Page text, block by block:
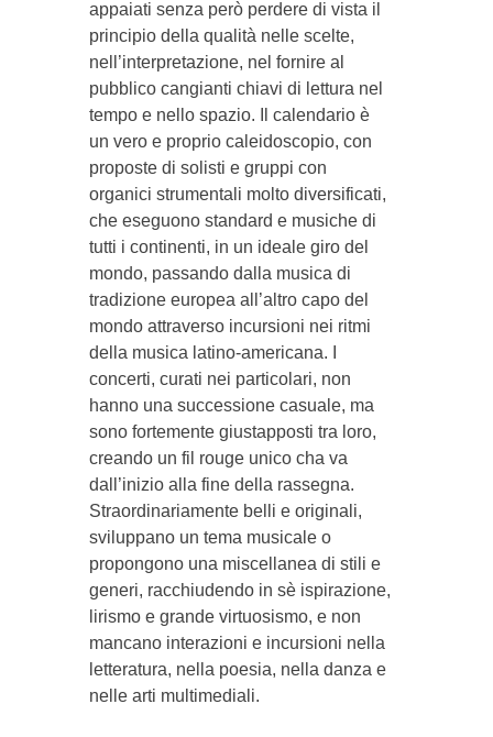
appaiati senza però perdere di vista il
principio della qualità nelle scelte,
nell’interpretazione, nel fornire al
pubblico cangianti chiavi di lettura nel
tempo e nello spazio. Il calendario è
un vero e proprio caleidoscopio, con
proposte di solisti e gruppi con
organici strumentali molto diversificati,
che eseguono standard e musiche di
tutti i continenti, in un ideale giro del
mondo, passando dalla musica di
tradizione europea all’altro capo del
mondo attraverso incursioni nei ritmi
della musica latino-americana. I
concerti, curati nei particolari, non
hanno una successione casuale, ma
sono fortemente giustapposti tra loro,
creando un fil rouge unico cha va
dall’inizio alla fine della rassegna.
Straordinariamente belli e originali,
sviluppano un tema musicale o
propongono una miscellanea di stili e
generi, racchiudendo in sè ispirazione,
lirismo e grande virtuosismo, e non
mancano interazioni e incursioni nella
letteratura, nella poesia, nella danza e
nelle arti multimediali.